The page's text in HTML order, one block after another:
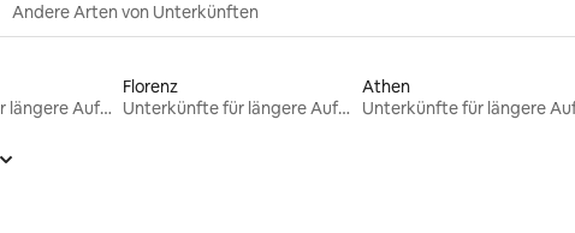
Andere Arten von Unterkünften
Unterkünfte für längere Aufenthalte
Florenz
Unterkünfte für längere Aufenthalte
Athen